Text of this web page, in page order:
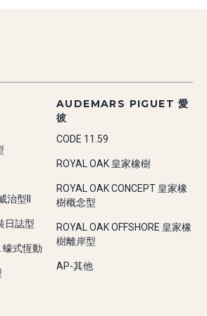
治型II
日誌型
蠔式恆動
AUDEMARS PIGUET 愛
彼
CODE 11.59
ROYAL OAK 皇家橡樹
ROYAL OAK CONCEPT 皇家橡
樹概念型
ROYAL OAK OFFSHORE 皇家橡
樹離岸型
AP-其他